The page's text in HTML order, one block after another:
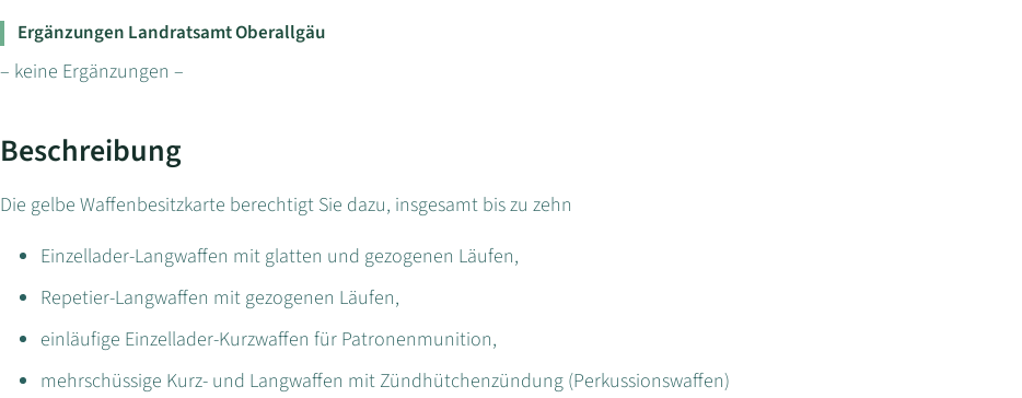
Ergänzungen Landratsamt Oberallgäu
– keine Ergänzungen –
Beschreibung
Die gelbe Waffenbesitzkarte berechtigt Sie dazu, insgesamt bis zu zehn
Einzellader-Langwaffen mit glatten und gezogenen Läufen,
Repetier-Langwaffen mit gezogenen Läufen,
einläufige Einzellader-Kurzwaffen für Patronenmunition,
mehrschüssige Kurz- und Langwaffen mit Zündhütchenzündung (Perkussionswaffen)